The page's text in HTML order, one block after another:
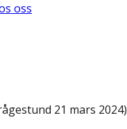
oss
21 mars 2024)